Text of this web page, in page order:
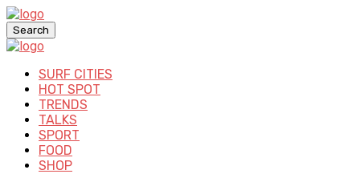
Search
SURF CITIES
HOT SPOT
TRENDS
TALKS
SPORT
FOOD
SHOP